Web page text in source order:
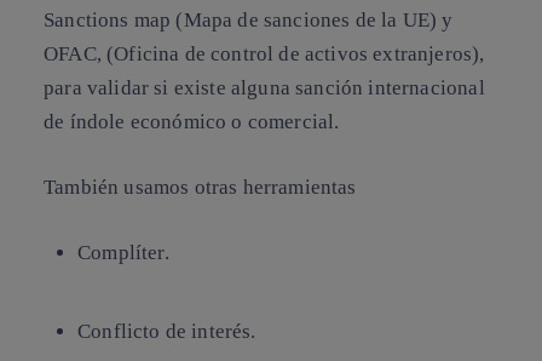
Sanctions map (Mapa de sanciones de la UE) y
OFAC, (Oficina de control de activos extranjeros),
para validar si existe alguna sanción internacional
de índole económico o comercial.
También usamos otras herramientas
Complíter.
Conflicto de interés.